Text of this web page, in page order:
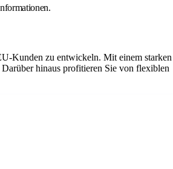
Kunden zu entwickeln. Mit einem starken
hinaus profitieren Sie von flexiblen